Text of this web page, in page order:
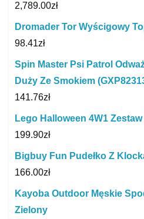
2,789.00zł
Dromader Tor Wyścigowy
98.41zł
Spin Master Psi Patrol
Duży Ze Smokiem
141.76zł
Lego Halloween 4W1
199.90zł
Bigbuy Fun Pudełko Z
166.00zł
Kayoba Outdoor Męskie
Zielony